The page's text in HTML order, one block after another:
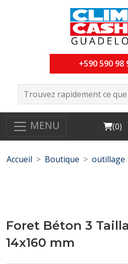
+590 590 98
MENU Cart
(0)
Accueil Boutique outillage
Foret Béton 3
14x160 mm